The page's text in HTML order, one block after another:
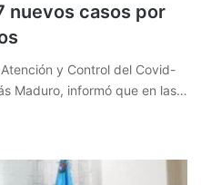
nuevos casos por
y Control del Covid-
Maduro, informó que en las…